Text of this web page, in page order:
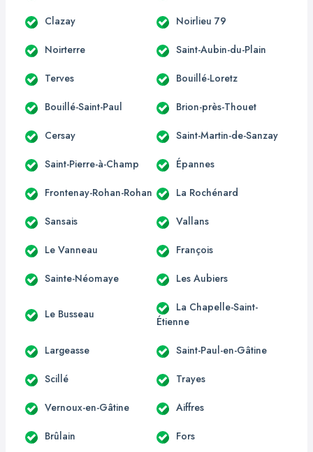
Clazay Noirlieu 79
Noirterre Saint-Aubin-du-Plain
Terves Bouillé-Loretz
Bouillé-Saint-Paul Brion-près-Thouet
Cersay Saint-Martin-de-Sanzay
Saint-Pierre-à-Champ Épannes
Frontenay-Rohan-Rohan La Rochénard
Sansais Vallans
Le Vanneau François
Sainte-Néomaye Les Aubiers
Le Busseau
La Chapelle-Saint-
Étienne
Largeasse Saint-Paul-en-Gâtine
Scillé Trayes
Vernoux-en-Gâtine Aiffres
Brûlain Fors